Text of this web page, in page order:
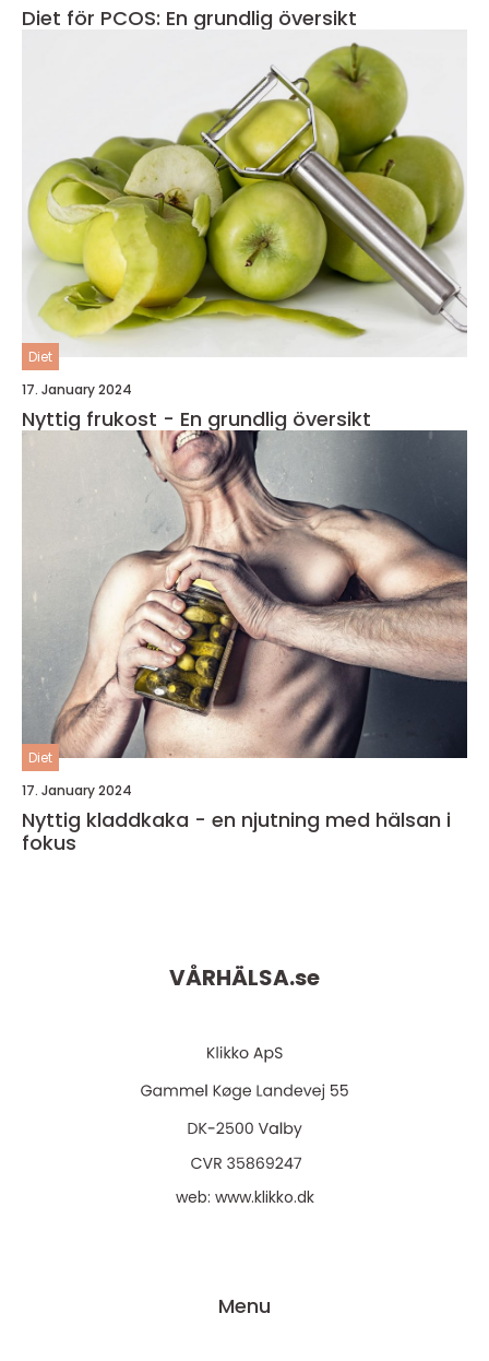
Diet för PCOS: En grundlig översikt
Diet
17. January 2024
Nyttig frukost - En grundlig översikt
Diet
17. January 2024
Nyttig kladdkaka - en njutning med hälsan i
fokus
VÅRHÄLSA.se
web: www.klikko.dk
Menu